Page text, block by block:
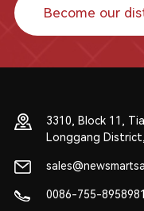
Become our
3310, Block 11,
Longgang
0086-755-